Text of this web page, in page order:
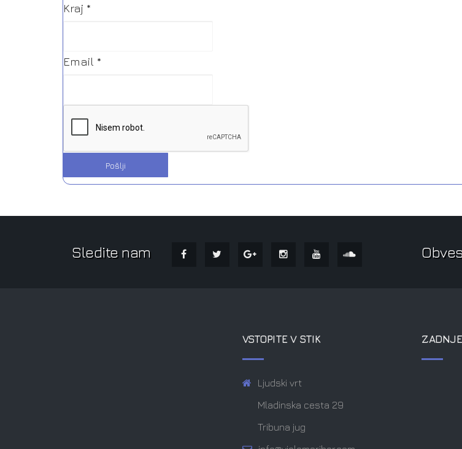
Kraj *
Email *
Sledite nam
VSTOPITE V STIK
Ljudski vrt
Mladinska cesta 29
Tribuna jug